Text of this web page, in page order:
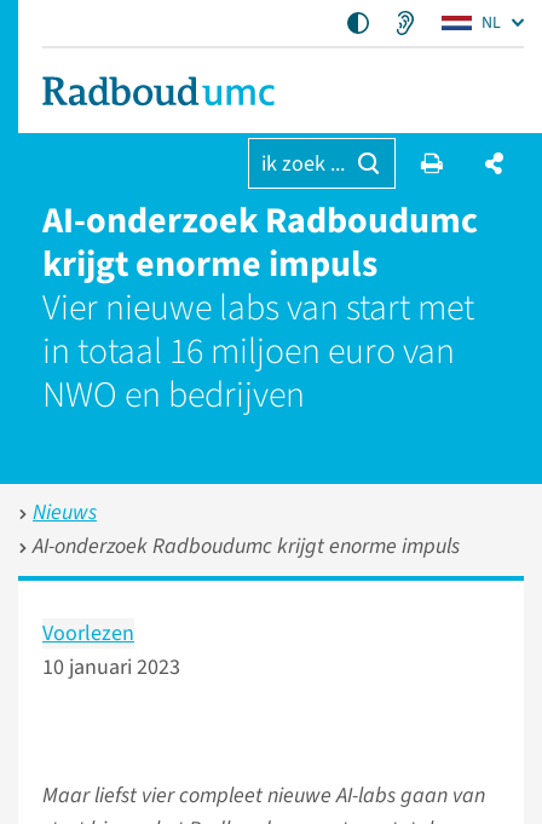
NL
ik zoek ...
AI-onderzoek Radboudumc
krijgt enorme impuls
Vier nieuwe labs van start met
in totaal 16 miljoen euro van
NWO en bedrijven
Nieuws
AI-onderzoek Radboudumc krijgt enorme impuls
Voorlezen
10 januari 2023
Maar liefst vier compleet nieuwe AI-labs gaan van